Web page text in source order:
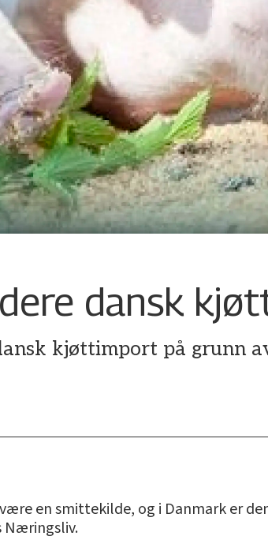
dansk
kjøttimport på grunn
en smittekilde, og i Danmark er
Næringsliv.